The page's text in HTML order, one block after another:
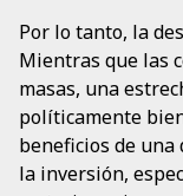
Por lo tanto, la
Mientras que las
masas, una
políticamente
beneficios de
la inversión,